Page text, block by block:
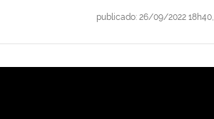
publicado: 26/09/2022 18h40,